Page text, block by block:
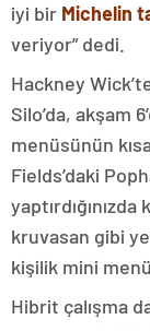
iyi bir Michelin
veriyor” dedi.
Hackney
Silo’da, akşam
menüsünün
Fields’daki
kruvasan gibi
kişilik mini
Hibrit çalışma